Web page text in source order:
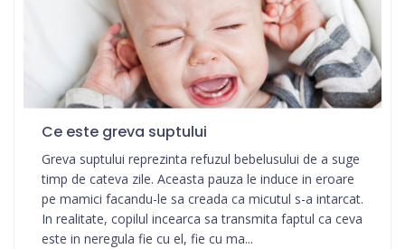
Ce este greva suptului
Greva suptului reprezinta refuzul bebelusului de a suge
timp de cateva zile. Aceasta pauza le induce in eroare
pe mamici facandu-le sa creada ca micutul s-a intarcat.
In realitate, copilul incearca sa transmita faptul ca ceva
este in neregula fie cu el, fie cu ma...